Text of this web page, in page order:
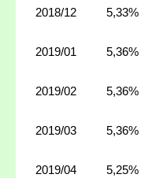
2018/12 5,33%
2019/01 5,36%
2019/02 5,36%
2019/03 5,36%
2019/04 5,25%